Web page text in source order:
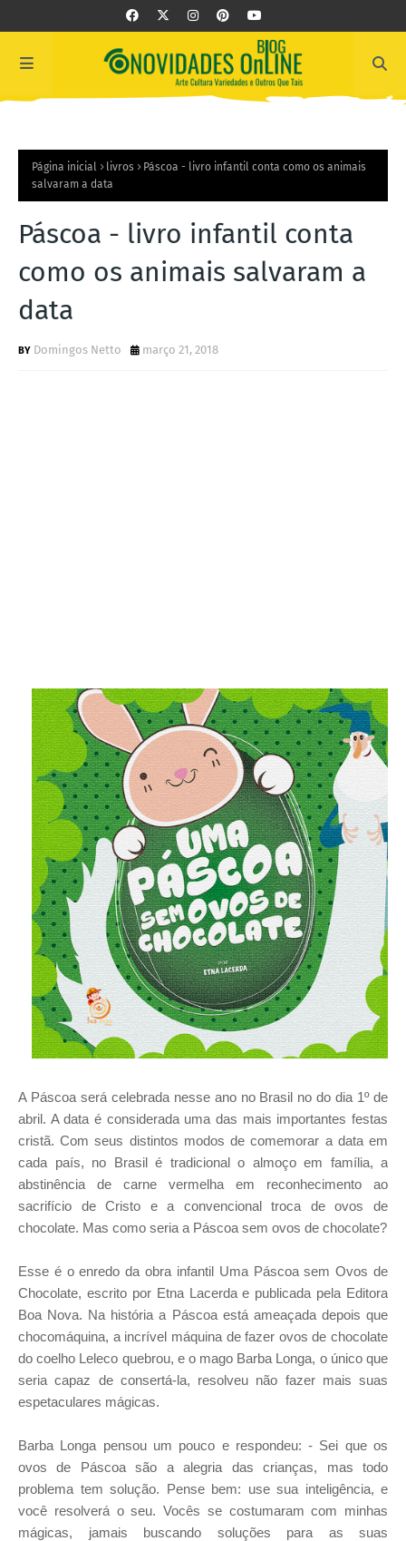
Página inicial livros
Páscoa - livro infantil conta como os animais
salvaram a data
Páscoa - livro infantil conta
como os animais salvaram a
data
Domingos Netto março 21, 2018
A Páscoa será celebrada nesse ano no Brasil no do dia 1º de
abril. A data é considerada uma das mais importantes festas
cristã. Com seus distintos modos de comemorar a data em
cada país, no Brasil é tradicional o almoço em família, a
abstinência de carne vermelha em reconhecimento ao
sacrifício de Cristo e a convencional troca de ovos de
chocolate. Mas como seria a Páscoa sem ovos de chocolate?
Esse é o enredo da obra infantil Uma Páscoa sem Ovos de
Chocolate, escrito por Etna Lacerda e publicada pela Editora
Boa Nova. Na história a Páscoa está ameaçada depois que
chocomáquina, a incrível máquina de fazer ovos de chocolate
do coelho Leleco quebrou, e o mago Barba Longa, o único que
seria capaz de consertá-la, resolveu não fazer mais suas
espetaculares mágicas.
Barba Longa pensou um pouco e respondeu: - Sei que os
ovos de Páscoa são a alegria das crianças, mas todo
problema tem solução. Pense bem: use sua inteligência, e
você resolverá o seu. Vocês se costumaram com minhas
mágicas, jamais buscando soluções para as suas